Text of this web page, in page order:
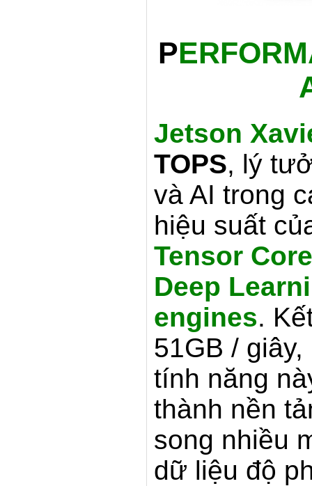
P
Jetson
TOPS, lý
và AI trong
hiệu suất
Tensor
Deep
engines.
51GB / giây,
tính năng
thành nền
song nhiều
dữ liệu độ